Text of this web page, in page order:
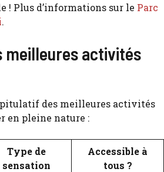
! Plus d’informations sur le Parc
.
meilleures activités
des meilleures activités
en pleine nature :
Type de
sensation
Accessible à
tous ?